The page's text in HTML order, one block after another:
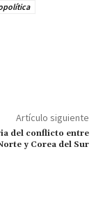
Artículo siguiente
del conflicto entre
y Corea del Sur